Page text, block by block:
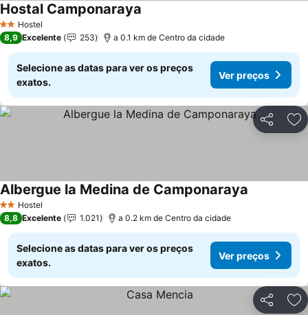
2 Estrelas
Hostel
Hostal Camponaraya
8,9 Excelente 253 a 0.1 km de Centro da cidade
Selecione as datas para ver os preços
exatos.
Ver preços
Partilhar
2 Estrelas
Hostel
Albergue la Medina de Camponaraya
8,8 Excelente 1.021 a 0.2 km de Centro da cidade
Selecione as datas para ver os preços
exatos.
Ver preços
Partilhar